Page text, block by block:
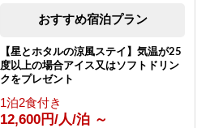
おすすめ宿泊プラン
【星とホタルの涼風ステイ】気温が25
度以上の場合アイス又はソフトドリン
クをプレゼント
1泊2食付き
12,600円/人/泊 ～